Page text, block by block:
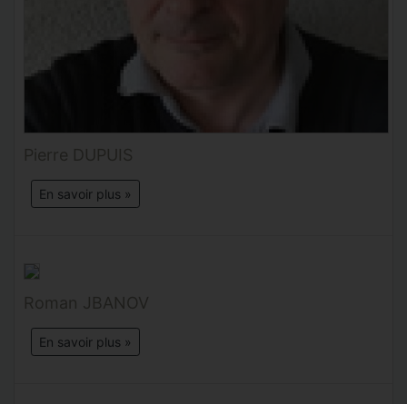
Pierre DUPUIS
En savoir plus »
Roman JBANOV
En savoir plus »